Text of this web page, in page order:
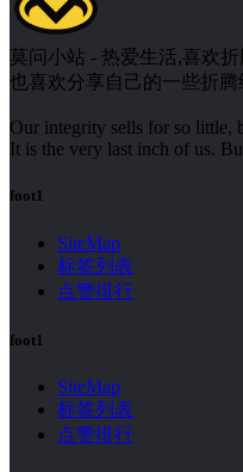
莫问小站 - 热爱生活,喜欢折
也喜欢分享自己的一些折腾
Our integrity sells for so little,
It is the very last inch of us.
foot1
SiteMap
标签列表
点赞排行
foot1
SiteMap
标签列表
点赞排行